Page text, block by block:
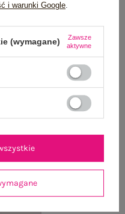
Zobacz wszystko
i warunki Google.
(wymagane)
Zawsze
aktywne